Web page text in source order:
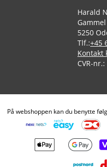
Harald
5250
Tlf.:+45
Kontakt
CVR-
På webshoppen kan du benytte